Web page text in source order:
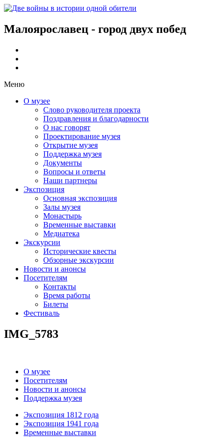
Малоярославец - город двух побед
Меню
О музее
Слово руководителя проекта
Поздравления и благодарности
О нас говорят
Проектирование музея
Открытие музея
Поддержка музея
Документы
Вопросы и ответы
Наши партнеры
Экспозиция
Основная экспозиция
Залы музея
Монастырь
Временные выставки
Медиатека
Экскурсии
Исторические квесты
Обзорные экскурсии
Новости и анонсы
Посетителям
Контакты
Время работы
Билеты
Фестиваль
IMG_5783
О музее
Посетителям
Новости и анонсы
Поддержка музея
Экспозиция 1812 года
Экспозиция 1941 года
Временные выставки